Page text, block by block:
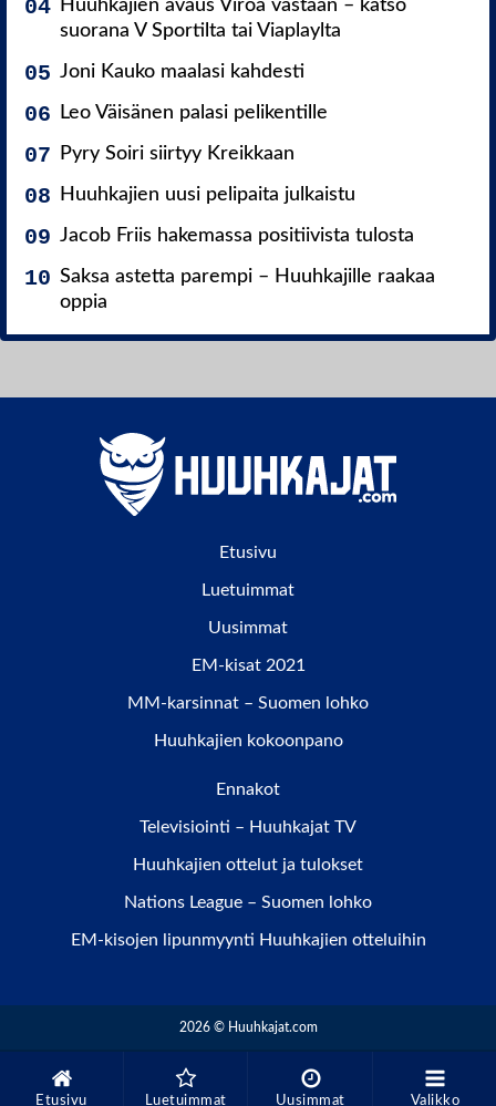
Etusivu Luetuimmat Uusimmat Valikko
Huuhkajien avaus Viroa vastaan – katso
suorana V Sportilta tai Viaplaylta
Joni Kauko maalasi kahdesti
Leo Väisänen palasi pelikentille
Pyry Soiri siirtyy Kreikkaan
Huuhkajien uusi pelipaita julkaistu
Jacob Friis hakemassa positiivista tulosta
Saksa astetta parempi – Huuhkajille raakaa
oppia
Etusivu
Luetuimmat
Uusimmat
EM-kisat 2021
MM-karsinnat – Suomen lohko
Huuhkajien kokoonpano
Ennakot
Televisiointi – Huuhkajat TV
Huuhkajien ottelut ja tulokset
Nations League – Suomen lohko
EM-kisojen lipunmyynti Huuhkajien otteluihin
2026 © Huuhkajat.com